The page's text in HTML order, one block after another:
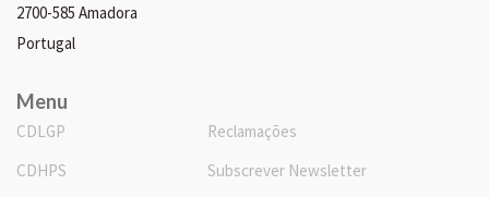
2700-585 Amadora
Portugal
Menu
CDLGP
CDHPS
Reclamações
Subscrever Newsletter